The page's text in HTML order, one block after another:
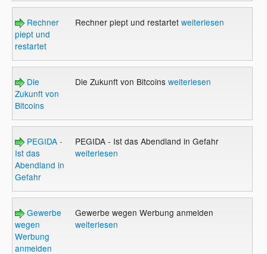
Rechner
piept und
restartet
Rechner piept und restartet weiterlesen
Die
Zukunft von
Bitcoins
Die Zukunft von Bitcoins weiterlesen
PEGIDA -
Ist das
Abendland in
Gefahr
PEGIDA - Ist das Abendland in Gefahr
weiterlesen
Gewerbe
wegen
Werbung
anmelden
Gewerbe wegen Werbung anmelden
weiterlesen